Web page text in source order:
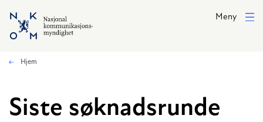
Hopp til hovedinnhold
Meny
Hjem
Siste søknadsrunde